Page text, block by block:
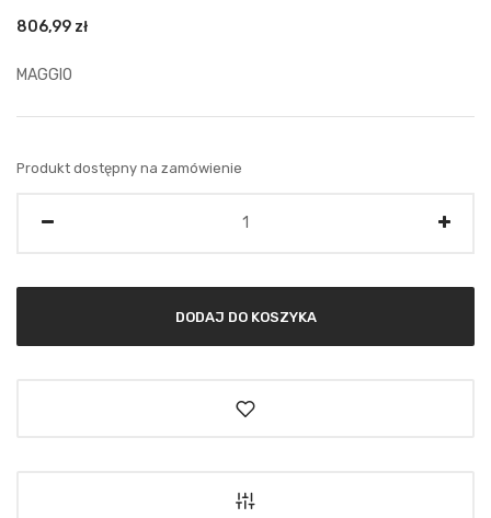
806,99 zł
MAGGIO
Produkt dostępny na zamówienie
DODAJ DO KOSZYKA